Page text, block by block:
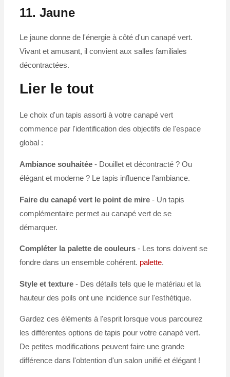
11. Jaune
Le jaune donne de l'énergie à côté d'un canapé vert.
Vivant et amusant, il convient aux salles familiales
décontractées.
Lier le tout
Le choix d'un tapis assorti à votre canapé vert
commence par l'identification des objectifs de l'espace
global :
Ambiance souhaitée- Douillet et décontracté ? Ou
élégant et moderne ? Le tapis influence l'ambiance.
Faire du canapé vert le point de mire- Un tapis
complémentaire permet au canapé vert de se
démarquer.
Compléter la palette de couleurs- Les tons doivent se
fondre dans un ensemble cohérent. palette.
Style et texture- Des détails tels que le matériau et la
hauteur des poils ont une incidence sur l'esthétique.
Gardez ces éléments à l'esprit lorsque vous parcourez
les différentes options de tapis pour votre canapé vert.
De petites modifications peuvent faire une grande
différence dans l'obtention d'un salon unifié et élégant !